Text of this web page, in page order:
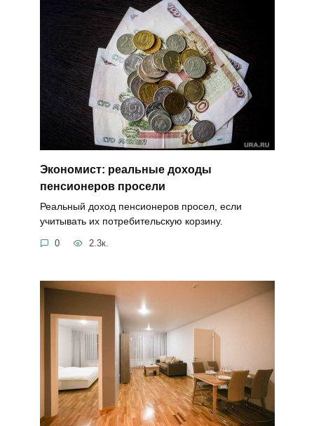
Экономист: реальные доходы
пенсионеров просели
Реальный доход пенсионеров просел, если
учитывать их потребительскую корзину.
0 2.3к.